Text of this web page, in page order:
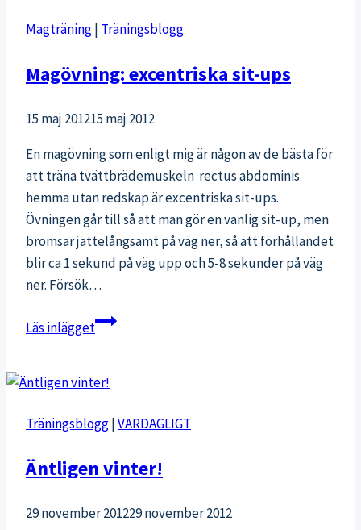
ursäkt
Magträning| Träningsblogg
Magövning: excentriska sit-ups
15 maj 201215 maj 2012
En magövning som enligt mig är någon av de bästa för
att träna tvättbrädemuskeln rectus abdominis
hemma utan redskap är excentriska sit-ups.
Övningen går till så att man gör en vanlig sit-up, men
bromsar jättelångsamt på väg ner, så att förhållandet
blir ca 1 sekund på väg upp och 5-8 sekunder på väg
ner. Försök…
Läs inläggetMagövning:
ups
Träningsblogg|VARDAGLIGT
Äntligen vinter!
29 november 201229 november 2012